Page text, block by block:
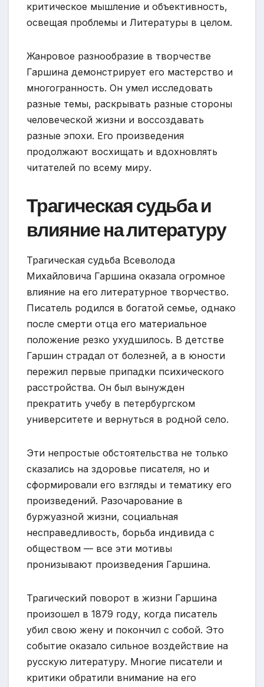
критическое мышление и объективность,
освещая проблемы и Литературы в целом.
Жанровое разнообразие в творчестве
Гаршина демонстрирует его мастерство и
многогранность. Он умел исследовать
разные темы, раскрывать разные стороны
человеческой жизни и воссоздавать
разные эпохи. Его произведения
продолжают восхищать и вдохновлять
читателей по всему миру.
Трагическая судьба и
влияние на литературу
Трагическая судьба Всеволода
Михайловича Гаршина оказала огромное
влияние на его литературное творчество.
Писатель родился в богатой семье, однако
после смерти отца его материальное
положение резко ухудшилось. В детстве
Гаршин страдал от болезней, а в юности
пережил первые припадки психического
расстройства. Он был вынужден
прекратить учебу в петербургском
университете и вернуться в родной село.
Эти непростые обстоятельства не только
сказались на здоровье писателя, но и
сформировали его взгляды и тематику его
произведений. Разочарование в
буржуазной жизни, социальная
несправедливость, борьба индивида с
обществом — все эти мотивы
пронизывают произведения Гаршина.
Трагический поворот в жизни Гаршина
произошел в 1879 году, когда писатель
убил свою жену и покончил с собой. Это
событие оказало сильное воздействие на
русскую литературу. Многие писатели и
критики обратили внимание на его